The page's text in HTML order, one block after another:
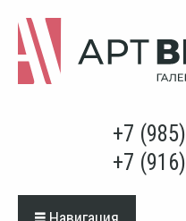
+7 (985)
+7 (916)